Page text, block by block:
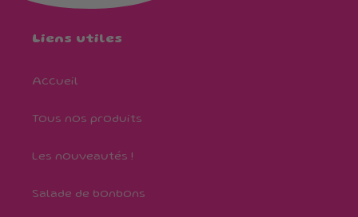
Liens utiles
Accueil
Tous nos produits
Les nouveautés !
Salade de bonbons